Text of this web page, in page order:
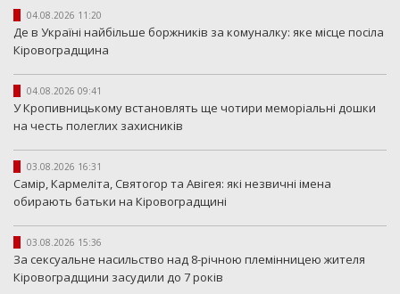
04.08.2026 11:20
Де в Україні найбільше боржників за комуналку: яке місце посіла
Кіровоградщина
04.08.2026 09:41
У Кропивницькому встановлять ще чотири меморіальні дошки
на честь полеглих захисників
03.08.2026 16:31
Самір, Кармеліта, Святогор та Авігея: які незвичні імена
обирають батьки на Кіровоградщині
03.08.2026 15:36
За сексуальне насильство над 8-річною племінницею жителя
Кіровоградщини засудили до 7 років